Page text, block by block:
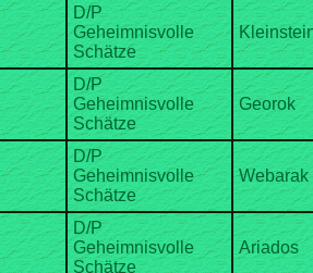
D/P
Geheimnisvolle
D/P
Geheimnisvolle
D/P
Geheimnisvolle
D/P
Geheimnisvolle